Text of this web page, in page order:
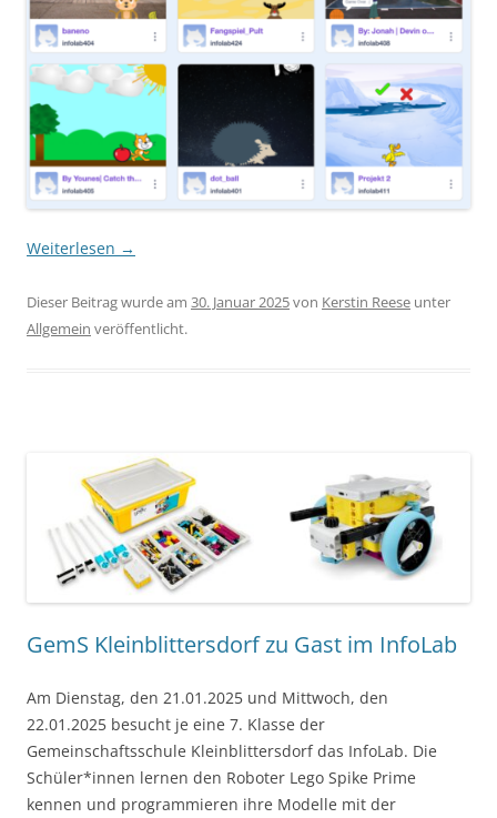
Weiterlesen →
Dieser Beitrag wurde am 30. Januar 2025von Kerstin Reese unter
Allgemein veröffentlicht.
GemS Kleinblittersdorf zu Gast im InfoLab
Am Dienstag, den 21.01.2025 und Mittwoch, den
22.01.2025 besucht je eine 7. Klasse der
Gemeinschaftsschule Kleinblittersdorf das InfoLab. Die
Schüler*innen lernen den Roboter Lego Spike Prime
kennen und programmieren ihre Modelle mit der